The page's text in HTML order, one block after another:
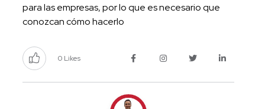
para las empresas, por lo que es necesario que
conozcan cómo hacerlo
0 Likes